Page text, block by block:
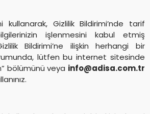
Gizlilik Bildirimi’nde tarif
işlenmesini kabul etmiş
Bildirimi’ne ilişkin herhangi bir
lütfen bu internet sitesinde
bölümünü veya info@adisa.com.tr